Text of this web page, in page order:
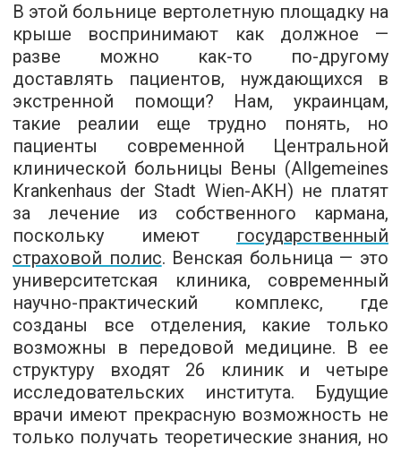
В этой больнице вертолетную площадку на
крыше воспринимают как должное —
разве можно как-то по-другому
доставлять пациентов, нуждающихся в
экстренной помощи? Нам, украинцам,
такие реалии еще трудно понять, но
пациенты современной Центральной
клинической больницы Вены (Allgemeines
Krankenhaus der Stadt Wien-AKH) не платят
за лечение из собственного кармана,
поскольку имеют государственный
страховой полис. Венская больница — это
университетская клиника, современный
научно-практический комплекс, где
созданы все отделения, какие только
возможны в передовой медицине. В ее
структуру входят 26 клиник и четыре
исследовательских института. Будущие
врачи имеют прекрасную возможность не
только получать теоретические знания, но